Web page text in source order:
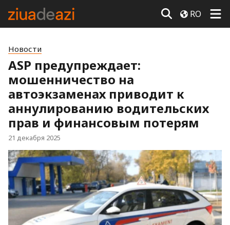
RO
Новости
ASP предупреждает:
мошенничество на
автоэкзаменах приводит к
аннулированию водительских
прав и финансовым потерям
21 декабря 2025